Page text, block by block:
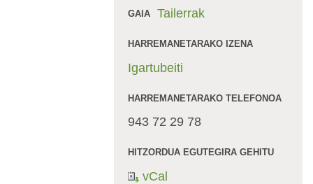
GAIA Tailerrak
HARREMANETARAKO IZENA
Igartubeiti
HARREMANETARAKO TELEFONOA
943 72 29 78
HITZORDUA EGUTEGIRA GEHITU
vCal